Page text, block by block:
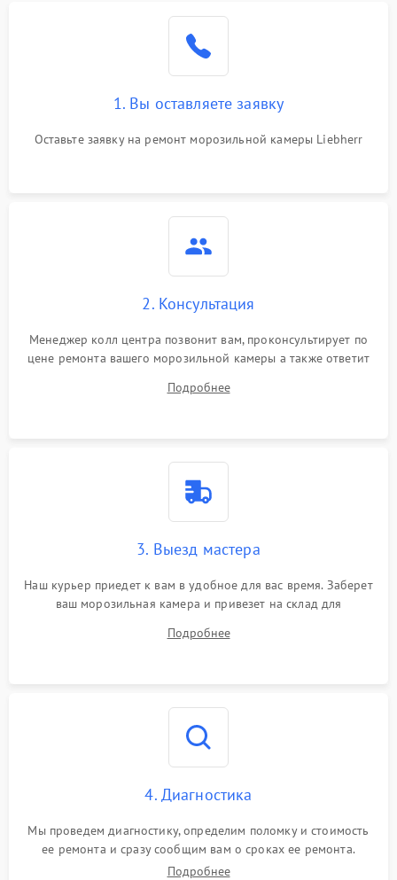
1. Вы оставляете заявку
Оставьте заявку на ремонт морозильной камеры Liebherr
2. Консультация
Менеджер колл центра позвонит вам, проконсультирует по
цене ремонта вашего морозильной камеры а также ответит
Подробнее
3. Выезд мастера
Наш курьер приедет к вам в удобное для вас время. Заберет
ваш морозильная камера и привезет на склад для
Подробнее
4. Диагностика
Мы проведем диагностику, определим поломку и стоимость
ее ремонта и сразу сообщим вам о сроках ее ремонта.
Подробнее